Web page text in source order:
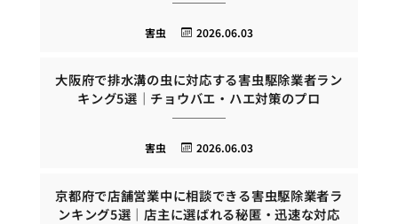
2026.06.03
害虫
大阪府で排水溝の虫に対応する害虫駆除業者ラン
キング5選｜チョウバエ・ハエ対策のプロ
2026.06.03
害虫
京都府で店舗営業中に相談できる害虫駆除業者ラ
ンキング5選｜店主に選ばれる秘匿・迅速な対応